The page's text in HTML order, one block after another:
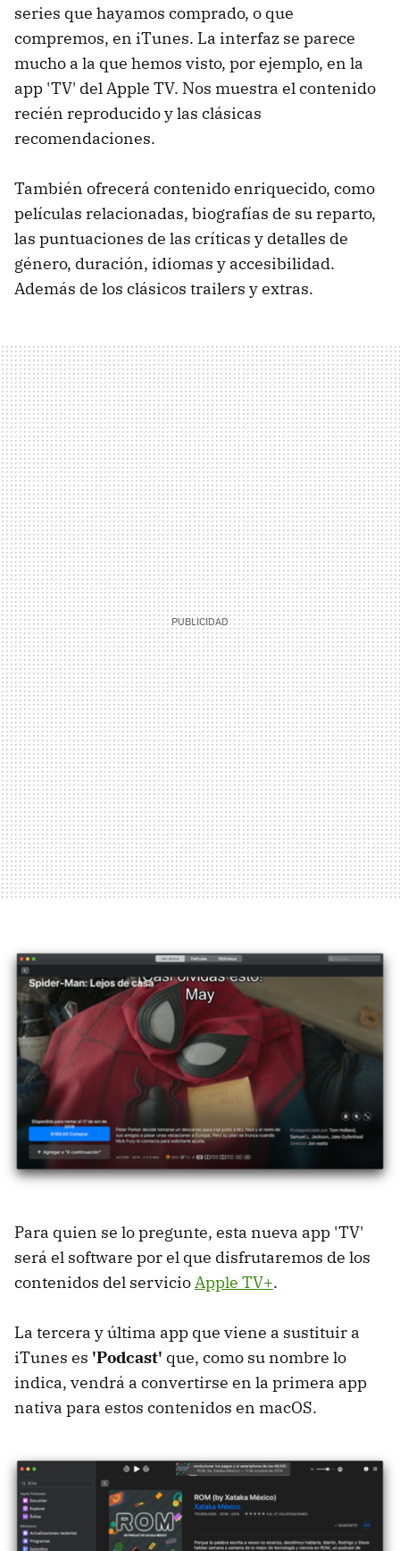
series que hayamos comprado, o que
compremos, en iTunes. La interfaz se parece
mucho a la que hemos visto, por ejemplo, en la
app 'TV' del Apple TV. Nos muestra el contenido
recién reproducido y las clásicas
recomendaciones.
También ofrecerá contenido enriquecido, como
películas relacionadas, biografías de su reparto,
las puntuaciones de las críticas y detalles de
género, duración, idiomas y accesibilidad.
Además de los clásicos trailers y extras.
Para quien se lo pregunte, esta nueva app 'TV'
será el software por el que disfrutaremos de los
contenidos del servicioApple TV+.
La tercera y última app que viene a sustituir a
iTunes es 'Podcast' que, como su nombre lo
indica, vendrá a convertirse en la primera app
nativa para estos contenidos en macOS.